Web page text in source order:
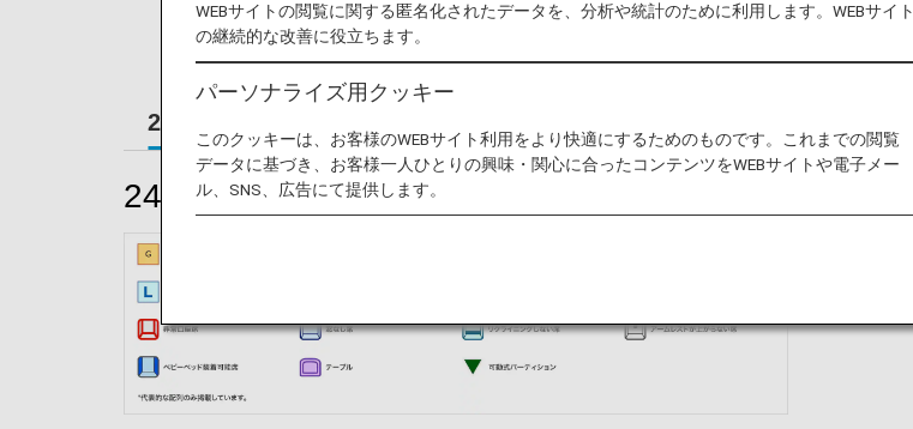
240席
240席
WEBサイトの閲覧に関する匿名化されたデータを、分析や統計のために利用します。WEBサイト
の継続的な改善に役立ちます。
パーソナライズ用クッキー
このクッキーは、お客様のWEBサイト利用をより快適にするためのものです。これまでの閲覧
データに基づき、お客様一人ひとりの興味・関心に合ったコンテンツをWEBサイトや電子メー
ル、SNS、広告にて提供します。